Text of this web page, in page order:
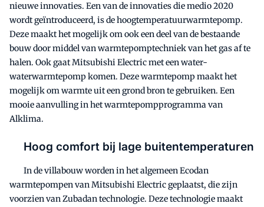
nieuwe innovaties. Een van de innovaties die medio 2020
wordt geïntroduceerd, is de hoogtemperatuurwarmtepomp.
Deze maakt het mogelijk om ook een deel van de bestaande
bouw door middel van warmtepomptechniek van het gas af te
halen. Ook gaat Mitsubishi Electric met een water-
waterwarmtepomp komen. Deze warmtepomp maakt het
mogelijk om warmte uit een grond bron te gebruiken. Een
mooie aanvulling in het warmtepompprogramma van
Alklima.
Hoog comfort bij lage buitentemperaturen
In de villabouw worden in het algemeen Ecodan
warmtepompen van Mitsubishi Electric geplaatst, die zijn
voorzien van Zubadan technologie. Deze technologie maakt